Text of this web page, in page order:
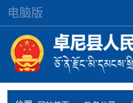
电脑版